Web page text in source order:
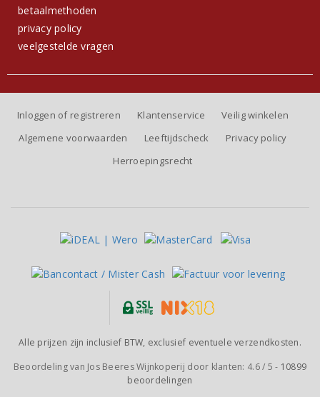
betaalmethoden
privacy policy
veelgestelde vragen
Inloggen of registreren Klantenservice
Veilig winkelen
Algemene voorwaarden
Leeftijdscheck
Privacy policy
Herroepingsrecht
Alle prijzen zijn inclusief BTW, exclusief eventuele verzendkosten.
Beoordeling van Jos Beeres Wijnkoperij door klanten: 4.6/ 5 - 10899
beoordelingen